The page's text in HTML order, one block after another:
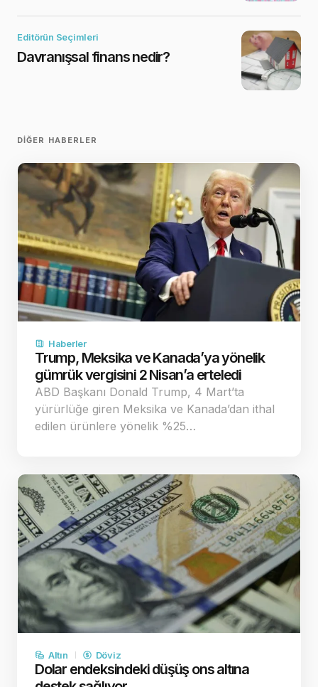
Editörün Seçimleri
Davranışsal finans nedir?
DIĞER HABERLER
Haberler
Trump, Meksika ve Kanada’ya yönelik
gümrük vergisini 2 Nisan’a erteledi
ABD Başkanı Donald Trump, 4 Mart’ta
yürürlüğe giren Meksika ve Kanada’dan ithal
edilen ürünlere yönelik %25…
Altın Döviz
Dolar endeksindeki düşüş ons altına